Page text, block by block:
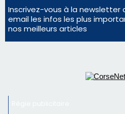
Inscrivez-vous à la newsletter
email les infos les plus
nos meilleurs articles